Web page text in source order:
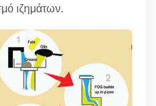
ιζημάτων.